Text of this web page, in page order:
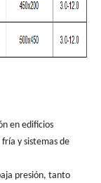
en edificios
y sistemas de
presión, tanto